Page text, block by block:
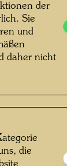
öffnen
am
Wien
der
Sie
und
daher nicht
die